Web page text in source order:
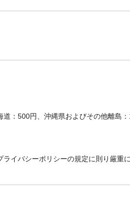
：500円、沖縄県およびその他離島
イバシーポリシーの規定に則り厳重に